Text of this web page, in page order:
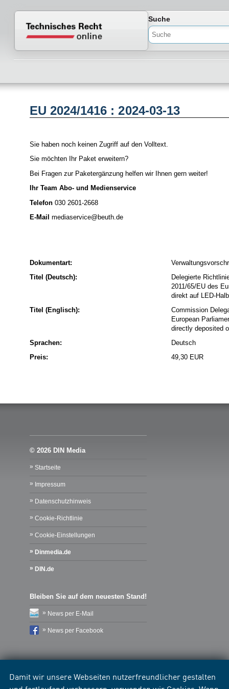
Damit wir unsere Webseiten nutzerfreundlicher gestalten
Normenportal Barrierefreiheit
Suche
EU 2024/1416 : 2024-03-13
Sie haben noch keinen Zugriff auf den Volltext.
Sie möchten Ihr Paket erweitern?
Bei Fragen zur Paketergänzung helfen wir Ihnen gern weiter!
Ihr Team Abo- und Medienservice
Telefon 030 2601-2668
E-Mail mediaservice@beuth.de
Dokumentart:
Titel (Deutsch):
Delegierte
2011/65/EU des
direkt auf LED-
Titel (Englisch):
Commission
European
directly deposited
Sprachen:
Deutsch
Preis:
49,30 EUR
© 2026 DIN Media
Startseite
Impressum
Datenschutzhinweis
Cookie-Richtlinie
Cookie-Einstellungen
Dinmedia.de
DIN.de
Bleiben Sie auf dem neuesten Stand!
News per E-Mail
News per Facebook